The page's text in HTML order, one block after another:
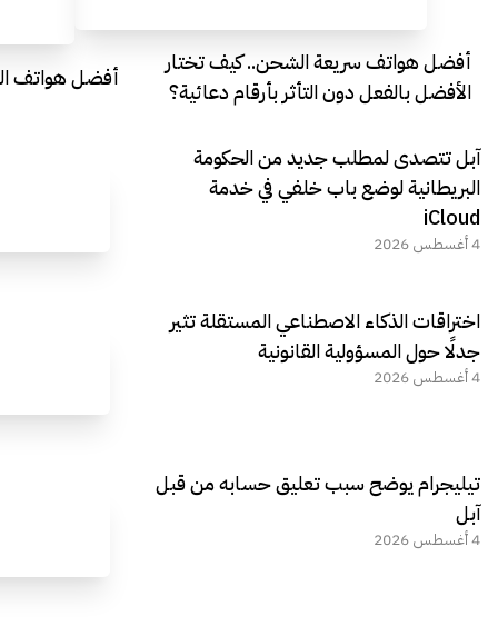
أفضل هواتف سريعة الشحن.. كيف تختار
الأفضل بالفعل دون التأثر بأرقام دعائية؟
أفضل هواتف
آبل تتصدى لمطلب جديد من الحكومة
البريطانية لوضع باب خلفي في خدمة
iCloud
4 أغسطس 2026
اختراقات الذكاء الاصطناعي المستقلة تثير
جدلًا حول المسؤولية القانونية
4 أغسطس 2026
تيليجرام يوضح سبب تعليق حسابه من قبل
آبل
4 أغسطس 2026